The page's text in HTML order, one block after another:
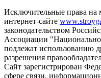
Исключительные права на
интернет-сайте
законодательством
Ассоциации
подлежат использованию
разрешения
Сайт зарегистрирован
сфере связи,